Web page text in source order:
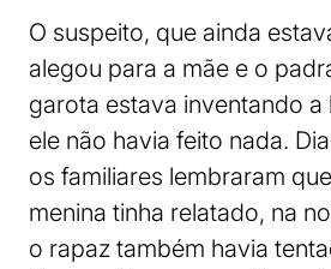
O suspeito, que ainda
alegou para a mãe e o
garota estava inventando a
ele não havia feito nada.
os familiares lembraram
menina tinha relatado, na
o rapaz também havia